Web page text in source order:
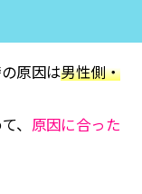
原因は男性側・
、 原因に合った